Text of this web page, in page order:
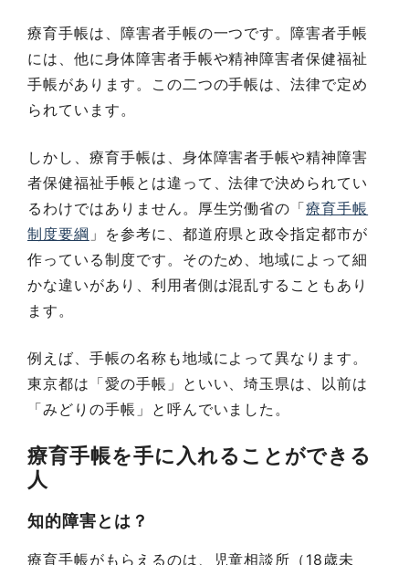
療育手帳は、障害者手帳の一つです。障害者手帳
には、他に身体障害者手帳や精神障害者保健福祉
手帳があります。この二つの手帳は、法律で定め
られています。
しかし、療育手帳は、身体障害者手帳や精神障害
者保健福祉手帳とは違って、法律で決められてい
るわけではありません。厚生労働省の「療育手帳
制度要綱 」を参考に、都道府県と政令指定都市が
作っている制度です。そのため、地域によって細
かな違いがあり、利用者側は混乱することもあり
ます。
例えば、手帳の名称も地域によって異なります。
東京都は「愛の手帳」といい、埼玉県は、以前は
「みどりの手帳」と呼んでいました。
療育手帳を手に入れることができる
人
知的障害とは？
療育手帳がもらえるのは、児童相談所（18歳未